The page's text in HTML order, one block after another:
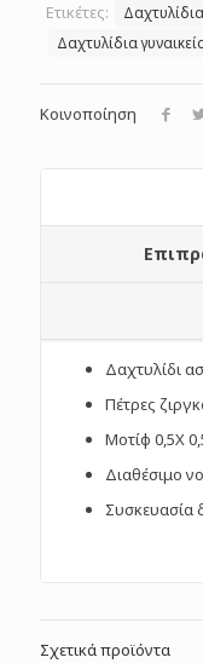
Ετικέτες:
Δαχτυλίδια
Κοινοποίηση
Δαχτυλίδι
Πέτρες
Μοτίφ 0,5Χ
Διαθέσιμο
Συσκευασία
Σχετικά προϊόντα